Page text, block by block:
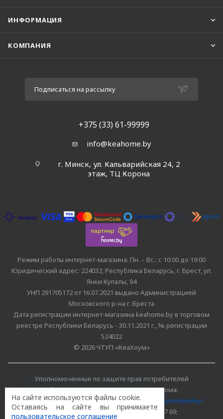
ИНФОРМАЦИЯ
КОМПАНИЯ
Подписаться на рассылку
+375 (33) 61-99999
info@keahome.by
г. Минск, ул. Кальварийская 24, 2
этаж, ТЦ Корона
Режим работы интернет-магазина: Пн. – Вс.: с 10:00 до 19:00
Юридический адрес: 224032, Республика Беларусь, г. Брест, ул.
Янки Купалы, 94
УНП 291705172 от 16.07.2021 выдано Администрацией
Московского р-на г. Бреста
Дата регистрации интернет-магазина keahome.by в торговом
реестре Республики Беларусь - 30.11.2021 г., № регистрации
524022
© 2026 ЧТУП «КеаХоум»
Уполномоченные по защите прав потребителей
облисполкомов, Минского горисполкома:
https://www.mart.gov.by/activity/zashchita-prav-potrebiteley/
БРЕСТСКАЯ ОБЛАСТЬ тел. (80162) 26 97 69;
На сайте используются файлы cookie.
Оставаясь на сайте вы принимаете
пользовательское соглашение